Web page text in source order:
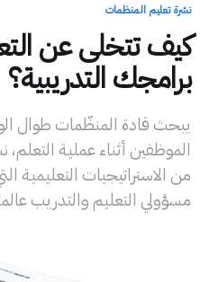
نشرة تعليم المنظمات
كيف تتخلى عن
برامجك التدريبية؟
يبحث قادة المنظّمات طوال
الموظفين أثناء عملية
من الاستراتيجيات
مسؤولي التعليم والتدريب